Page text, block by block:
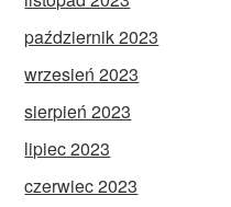
październik 2023
wrzesień 2023
sierpień 2023
lipiec 2023
czerwiec 2023